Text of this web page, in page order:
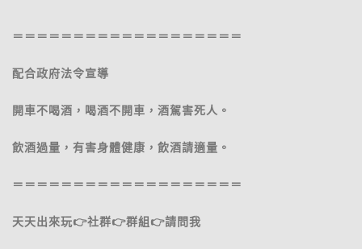
＝＝＝＝＝＝＝＝＝＝＝＝＝＝＝＝＝＝＝
配合政府法令宣導
開車不喝酒，喝酒不開車，酒駕害死人。
飲酒過量，有害身體健康，飲酒請適量。
＝＝＝＝＝＝＝＝＝＝＝＝＝＝＝＝＝＝＝
天天出來玩👉社群👉群組👉請問我